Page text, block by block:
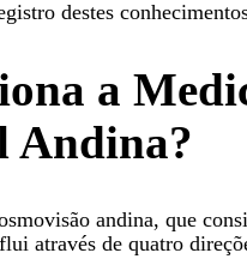
destes
a
Andina?
andina, que
através de quatro